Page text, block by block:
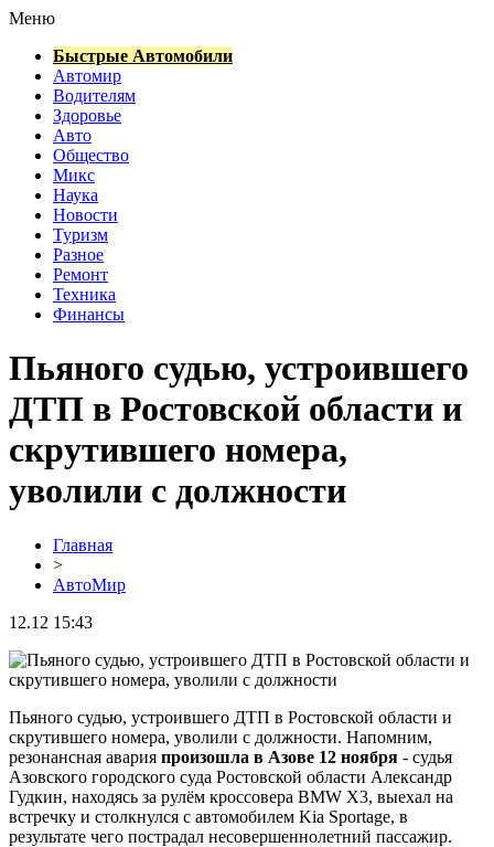
Меню
Быстрые Автомобили
Автомир
Водителям
Здоровье
Авто
Общество
Микс
Наука
Новости
Туризм
Разное
Ремонт
Техника
Финансы
Пьяного судью, устроившего
ДТП в Ростовской области и
скрутившего номера,
уволили с должности
Главная
>
АвтоМир
12.12 15:43
Пьяного судью, устроившего ДТП в Ростовской области и
скрутившего номера, уволили с должности. Напомним,
резонансная авария произошла в Азове 12 ноября - судья
Азовского городского суда Ростовской области Александр
Гудкин, находясь за рулём кроссовера BMW X3, выехал на
встречку и столкнулся с автомобилем Kia Sportage, в
результате чего пострадал несовершеннолетний пассажир.